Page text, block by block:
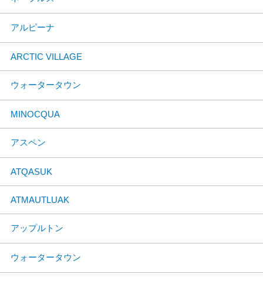
アルピーナ
ARCTIC VILLAGE
ウォータータウン
MINOCQUA
アスペン
ATQASUK
ATMAUTLUAK
アップルトン
ウォータータウン